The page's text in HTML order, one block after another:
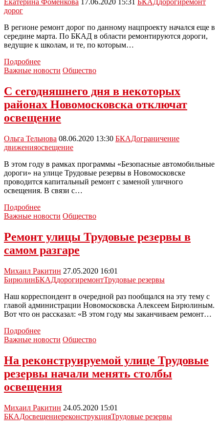
Екатерина Фоменкова 17.06.2020 15:31 БКАДдорогиремонт
дорог
В регионе ремонт дорог по данному нацпроекту начался еще в
середине марта. По БКАД в области ремонтируются дороги,
ведущие к школам, и те, по которым…
ПодробнееРеализация
проекта
качественные
дороги»
Тульской
в
самом
Важные новости Общество
С сегодняшнего дня в некоторых
районах Новомосковска отключат
освещение
Ольга Тельнова 08.06.2020 13:30 БКАДограничение
движенияосвещение
В этом году в рамках программы «Безопасные автомобильные
дороги» на улице Трудовые резервы в Новомосковске
проводится капитальный ремонт с заменой уличного
освещения. В связи с…
ПодробнееС
сегодняшнего
некоторых
районах
отключат
освещение
Важные новости Общество
Ремонт улицы Трудовые резервы в
самом разгаре
Михаил Ракитин 27.05.2020 16:01
БирюлинБКАДдорогиремонтТрудовые резервы
Наш корреспондент в очередной раз пообщался на эту тему с
главой администрации Новомосковска Алексеем Бирюлиным.
Вот что он рассказал: «В этом году мы заканчиваем ремонт…
ПодробнееРемонт
улицы
в
самом
Важные новости Общество
На реконструируемой улице Трудовые
резервы начали менять столбы
освещения
Михаил Ракитин 24.05.2020 15:01
БКАДосвещениереконструкцияТрудовые резервы